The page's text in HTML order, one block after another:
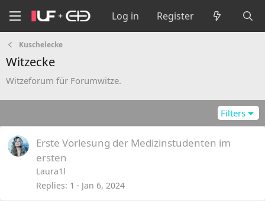
Log in Register
Kuschelecke
Witzecke
Witzeforum für Forumwitze.
Filters
Erste Vorlesung der Medizinstudenten im
ersten
Laura1l
Replies 1 Jan 6, 2024